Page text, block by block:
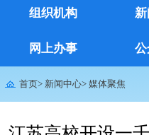
组织机构
网上办事
首页> 新闻中心> 媒体聚焦